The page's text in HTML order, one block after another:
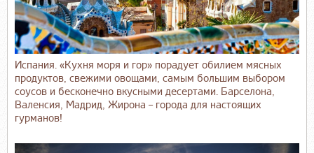
Испания. «Кухня моря и гор» порадует обилием мясных
продуктов, свежими овощами, самым большим выбором
соусов и бесконечно вкусными десертами. Барселона,
Валенсия, Мадрид, Жирона – города для настоящих
гурманов!